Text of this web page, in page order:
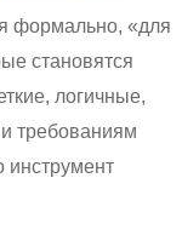
формально, «для
становятся
логичные,
требованиям
инструмент